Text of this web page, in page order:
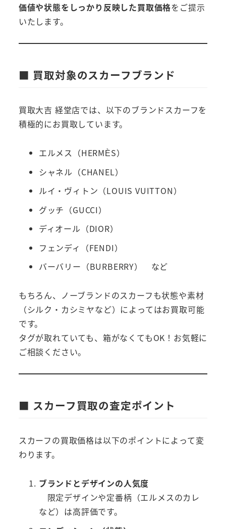
価値や状態をしっかり反映した買取価格をご提示
いたします。
■ 買取対象のスカーフブランド
買取大吉 経堂店では、以下のブランドスカーフを
積極的にお買取しています。
エルメス（HERMÈS）
シャネル（CHANEL）
ルイ・ヴィトン（LOUIS VUITTON）
グッチ（GUCCI）
ディオール（DIOR）
フェンディ（FENDI）
バーバリー（BURBERRY） など
もちろん、ノーブランドのスカーフも状態や素材
（シルク・カシミヤなど）によってはお買取可能
です。
タグが取れていても、箱がなくてもOK！お気軽に
ご相談ください。
■ スカーフ買取の査定ポイント
スカーフの買取価格は以下のポイントによって変
わります。
ブランドとデザインの人気度
限定デザインや定番柄（エルメスのカレ
など）は高評価です。